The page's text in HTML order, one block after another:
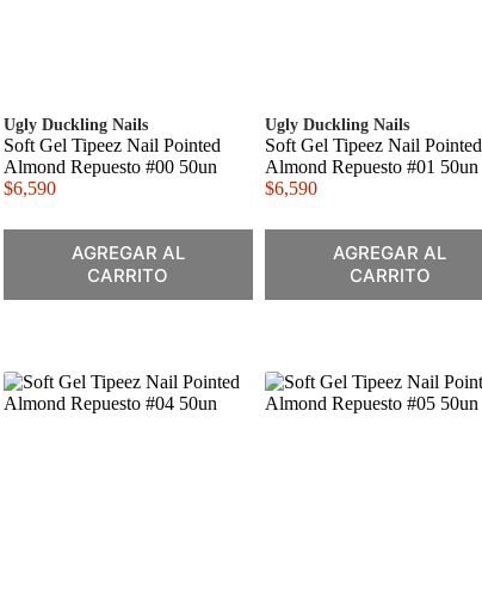
Ugly Duckling Nails
Soft Gel Tipeez Nail Pointed
Almond Repuesto #00 50un
$6,590
AGREGAR AL
CARRITO
Ugly Duckling Nails
Soft Gel Tipeez Nail Pointed
Almond Repuesto #01 50un
$6,590
AGREGAR AL
CARRITO